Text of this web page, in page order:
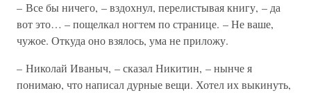
– Все бы ничего, – вздохнул, перелистывая книгу, – да
вот это… – пощелкал ногтем по странице. – Не ваше,
чужое. Откуда оно взялось, ума не приложу.
– Николай Иваныч, – сказал Никитин, – нынче я
понимаю, что написал дурные вещи. Хотел их выкинуть,